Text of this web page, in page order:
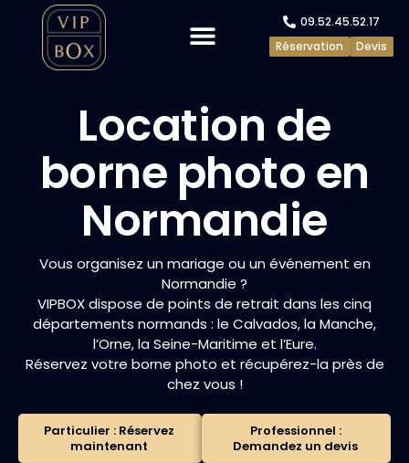
09.52.45.52.17
Devis
Réservation
Location de
borne photo en
Normandie
Vous organisez un mariage ou un événement en
Normandie ?
VIPBOX dispose de points de retrait dans les cinq
départements normands : le Calvados, la Manche,
l’Orne, la Seine-Maritime et l’Eure.
Réservez votre borne photo et récupérez-la près de
chez vous !
Particulier : Réservez
maintenant
Professionnel :
Demandez un devis